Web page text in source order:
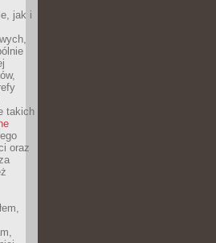
jak i
takich
oraz